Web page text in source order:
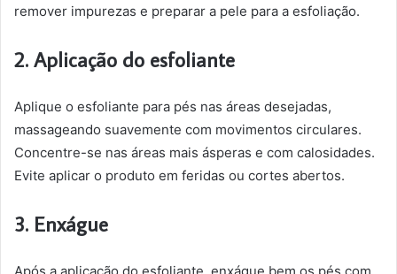
remover impurezas e preparar a pele para a esfoliação.
2. Aplicação do esfoliante
Aplique o esfoliante para pés nas áreas desejadas,
massageando suavemente com movimentos circulares.
Concentre-se nas áreas mais ásperas e com calosidades.
Evite aplicar o produto em feridas ou cortes abertos.
3. Enxágue